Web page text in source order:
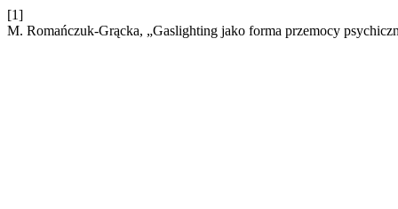
[1]
M. Romańczuk-Grącka, „Gaslighting jako forma przemocy